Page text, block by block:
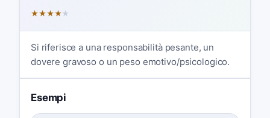
★★★★★
Si riferisce a una responsabilità pesante, un
dovere gravoso o un peso emotivo/psicologico.
Esempi